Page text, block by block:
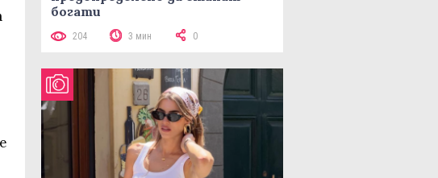
богати
204 3 мин 0